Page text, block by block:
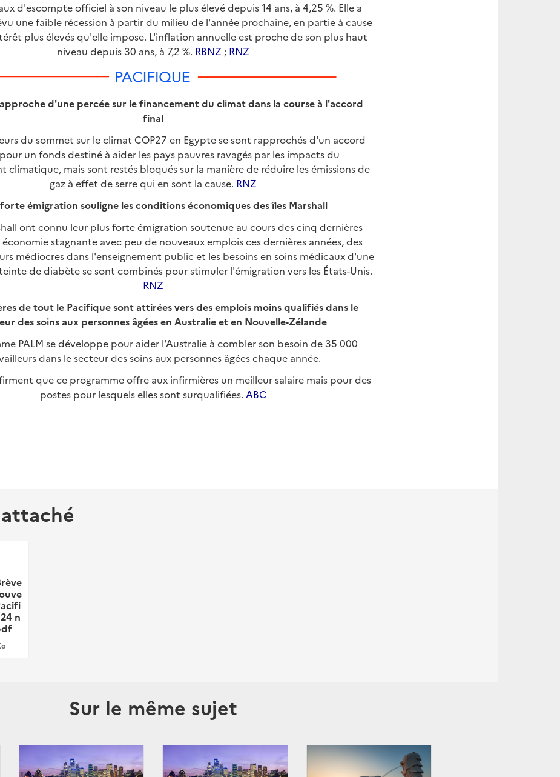
d'escompte officiel à son niveau le plus élevé depuis 14 ans, à 4,25 %. Elle a
une faible récession à partir du milieu de l'année prochaine, en partie à cause
plus élevés qu'elle impose. L'inflation annuelle est proche de son plus haut
niveau depuis 30 ans, à 7,2 %. RBNZ ; RNZ
d'une percée sur le financement du climat dans la course à l'accord
final
du sommet sur le climat COP27 en Egypte se sont rapprochés d'un accord
un fonds destiné à aider les pays pauvres ravagés par les impacts du
climatique, mais sont restés bloqués sur la manière de réduire les émissions de
gaz à effet de serre qui en sont la cause. RNZ
émigration souligne les conditions économiques des îles Marshall
ont connu leur plus forte émigration soutenue au cours des cinq dernières
économie stagnante avec peu de nouveaux emplois ces dernières années, des
médiocres dans l'enseignement public et les besoins en soins médicaux d'une
de diabète se sont combinés pour stimuler l'émigration vers les États-Unis.
RNZ
de tout le Pacifique sont attirées vers des emplois moins qualifiés dans le
des soins aux personnes âgées en Australie et en Nouvelle-Zélande
PALM se développe pour aider l'Australie à combler son besoin de 35 000
dans le secteur des soins aux personnes âgées chaque année.
que ce programme offre aux infirmières un meilleur salaire mais pour des
postes pour lesquels elles sont surqualifiées. ABC
n
Sur le même sujet